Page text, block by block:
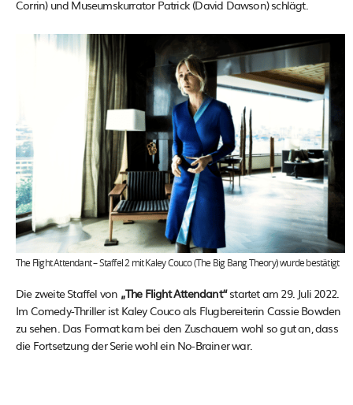
Corrin) und Museumskurrator Patrick (David Dawson) schlägt.
The Flight Attendant – Staffel 2 mit Kaley Couco (The Big Bang Theory) wurde bestätigt
Die zweite Staffel von „The Flight Attendant“startet am 29. Juli 2022.
Im Comedy-Thriller ist Kaley Couco als Flugbereiterin Cassie Bowden
zu sehen. Das Format kam bei den Zuschauern wohl so gut an, dass
die Fortsetzung der Serie wohl ein No-Brainer war.